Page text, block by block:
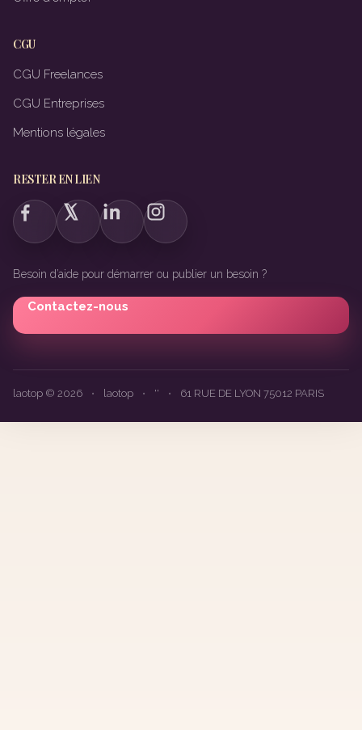
CGU
CGU Freelances
CGU Entreprises
Mentions légales
RESTER EN LIEN
Besoin d’aide pour démarrer ou publier un besoin ?
Contactez-nous
laotop © 2026 • laotop • '' • 61 RUE DE LYON 75012 PARIS